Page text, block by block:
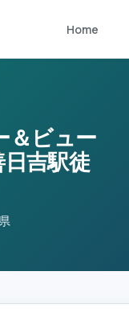
Home
＆ビュー
吉駅徒